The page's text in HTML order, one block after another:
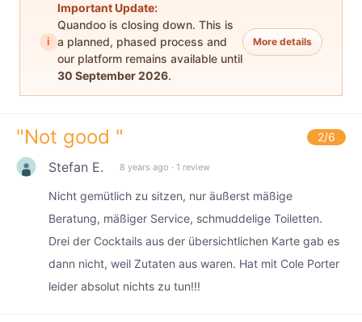
i
Important Update:
Quandoo is closing down. This is
a planned, phased process and
our platform remains available until
30 September 2026.
More details
"Not good " 2/6
Stefan E. 8 years ago · 1 review
Nicht gemütlich zu sitzen, nur äußerst mäßige
Beratung, mäßiger Service, schmuddelige Toiletten.
Drei der Cocktails aus der übersichtlichen Karte gab es
dann nicht, weil Zutaten aus waren. Hat mit Cole Porter
leider absolut nichts zu tun!!!